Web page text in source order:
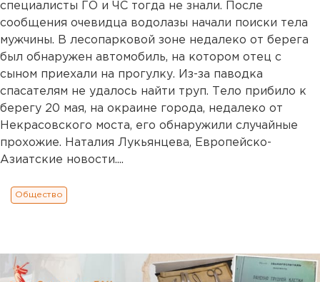
специалисты ГО и ЧС тогда не знали. После
сообщения очевидца водолазы начали поиски тела
мужчины. В лесопарковой зоне недалеко от берега
был обнаружен автомобиль, на котором отец с
сыном приехали на прогулку. Из-за паводка
спасателям не удалось найти труп. Тело прибило к
берегу 20 мая, на окраине города, недалеко от
Некрасовского моста, его обнаружили случайные
прохожие. Наталия Лукьянцева, Европейско-
Азиатские новости....
Общество